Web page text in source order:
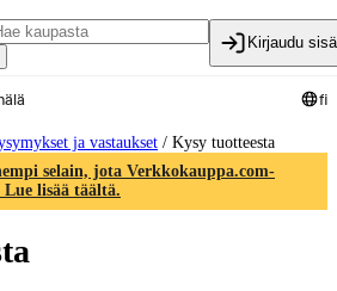
Kirjaudu
fi
ja vastaukset / Kysy tuotteesta
selain, jota Verkkokauppa.com-
Lue lisää täältä.